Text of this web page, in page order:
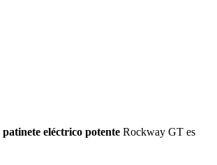
patinete eléctrico potente Rockway GT es